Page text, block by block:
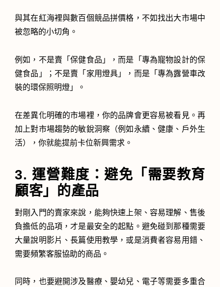
與其在紅海裡與數百個競品拼價格，不如找出大市場中
被忽略的小切角。
例如，不是賣「保健食品」，而是「專為寵物設計的保
健食品」；不是賣「家用燈具」，而是「專為露營車改
裝的環保照明燈」。
在差異化明確的市場裡，你的品牌會更容易被看見。再
加上對市場趨勢的敏銳洞察（例如永續、健康、戶外生
活），你就能提前卡位新興需求。
3. 運營難度：避免「需要教育
顧客」的產品
對剛入門的賣家來說，能夠快速上架、容易理解、售後
負擔低的品項，才是最安全的起點。避免碰到那種需要
大量說明影片、長篇使用教學，或是消費者容易用錯、
需要頻繁客服協助的商品。
同時，也要避開涉及醫療、嬰幼兒、電子等需要多重合